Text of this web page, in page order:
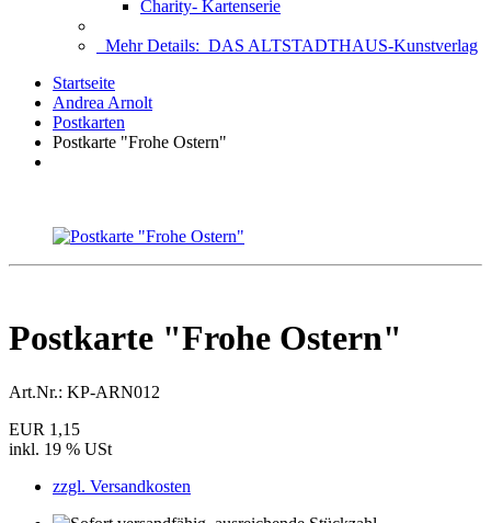
Charity- Kartenserie
Mehr Details: DAS ALTSTADTHAUS-Kunstverlag
Startseite
Andrea Arnolt
Postkarten
Postkarte "Frohe Ostern"
Postkarte "Frohe Ostern"
Art.Nr.: KP-ARN012
EUR 1,15
inkl. 19 % USt
zzgl. Versandkosten